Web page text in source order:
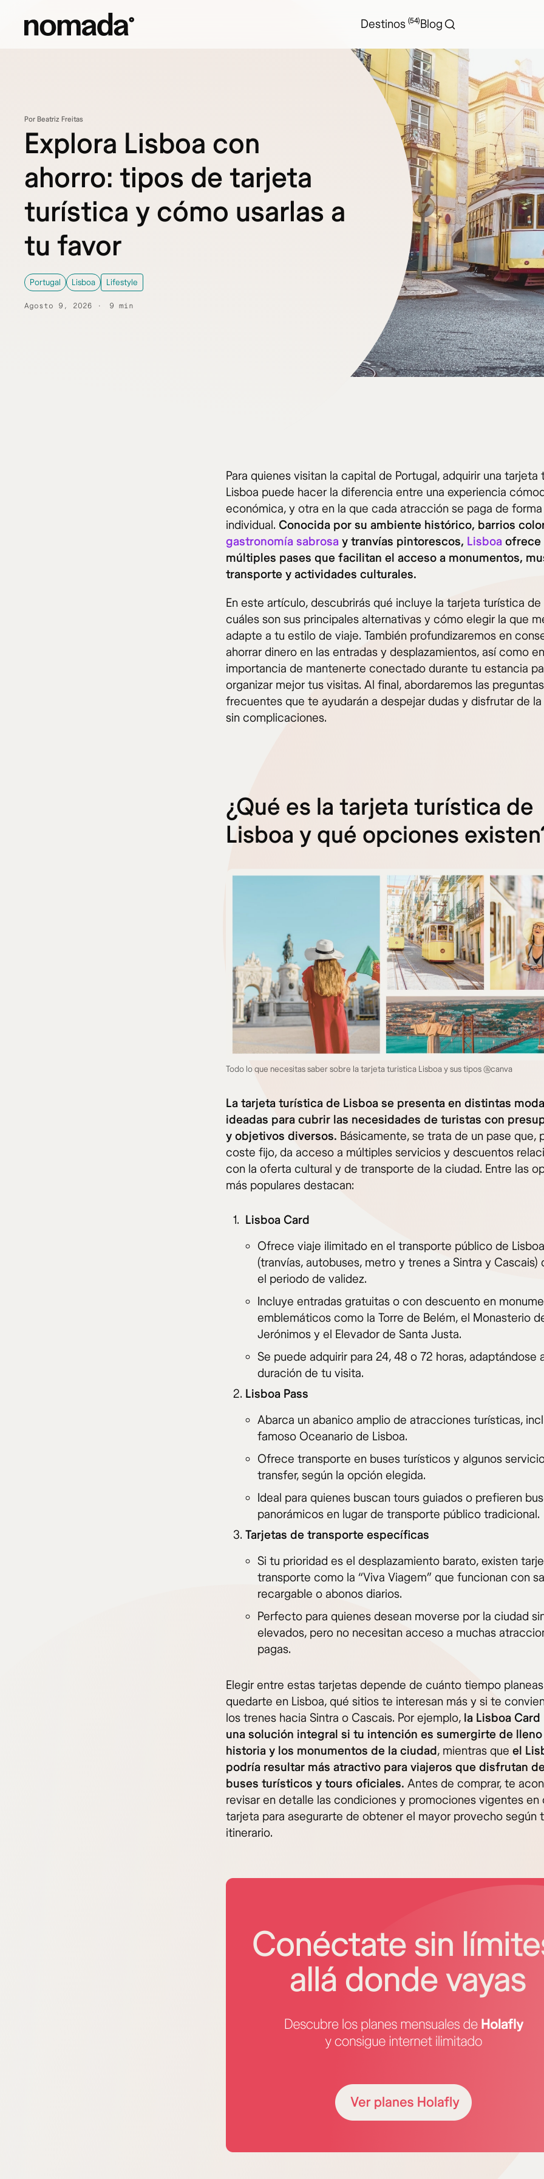
Destinos (54)Blog
Por Beatriz Freitas
Explora Lisboa con
ahorro: tipos de tarjeta
turística y cómo usarlas a
tu favor
Portugal Lisboa Lifestyle
Agosto 9, 2026 9 min
Para quienes visitan la capital de Portugal, adquirir una tarjeta
Lisboa puede hacer la diferencia entre una experiencia
económica, y otra en la que cada atracción se paga de forma
individual. Conocida por su ambiente histórico, barrios
gastronomía sabrosa y tranvías pintorescos, Lisboa ofrece
múltiples pases que facilitan el acceso a monumentos,
transporte y actividades culturales.
En este artículo, descubrirás qué incluye la tarjeta turística de
cuáles son sus principales alternativas y cómo elegir la que
adapte a tu estilo de viaje. También profundizaremos en
ahorrar dinero en las entradas y desplazamientos, así como
importancia de mantenerte conectado durante tu estancia
organizar mejor tus visitas. Al final, abordaremos las preguntas
frecuentes que te ayudarán a despejar dudas y disfrutar de
sin complicaciones.
¿Qué es la tarjeta turística de
Lisboa y qué opciones
Todo lo que necesitas saber sobre la tarjeta turistica Lisboa y sus tipos @canva
La tarjeta turística de Lisboa se presenta en distintas
ideadas para cubrir las necesidades de turistas con
y objetivos diversos. Básicamente, se trata de un pase que,
coste fijo, da acceso a múltiples servicios y descuentos
con la oferta cultural y de transporte de la ciudad. Entre las
más populares destacan:
Lisboa Card
Ofrece viaje ilimitado en el transporte público de Lisboa
(tranvías, autobuses, metro y trenes a Sintra y Cascais)
el periodo de validez.
Incluye entradas gratuitas o con descuento en
emblemáticos como la Torre de Belém, el Monasterio
Jerónimos y el Elevador de Santa Justa.
Se puede adquirir para 24, 48 o 72 horas, adaptándose
duración de tu visita.
Lisboa Pass
Abarca un abanico amplio de atracciones turísticas,
famoso Oceanario de Lisboa.
Ofrece transporte en buses turísticos y algunos
transfer, según la opción elegida.
Ideal para quienes buscan tours guiados o prefieren
panorámicos en lugar de transporte público tradicional.
Tarjetas de transporte específicas
Si tu prioridad es el desplazamiento barato, existen
transporte como la “Viva Viagem” que funcionan con
recargable o abonos diarios.
Perfecto para quienes desean moverse por la ciudad
elevados, pero no necesitan acceso a muchas
pagas.
Elegir entre estas tarjetas depende de cuánto tiempo planeas
quedarte en Lisboa, qué sitios te interesan más y si te
los trenes hacia Sintra o Cascais. Por ejemplo, la Lisboa
una solución integral si tu intención es sumergirte de lleno
historia y los monumentos de la ciudad, mientras que el
podría resultar más atractivo para viajeros que disfrutan
buses turísticos y tours oficiales. Antes de comprar, te
revisar en detalle las condiciones y promociones vigentes en
tarjeta para asegurarte de obtener el mayor provecho según
itinerario.